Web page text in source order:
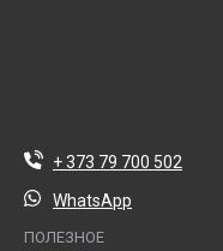
+ 373 79 700 502
WhatsApp
ПОЛЕЗНОЕ